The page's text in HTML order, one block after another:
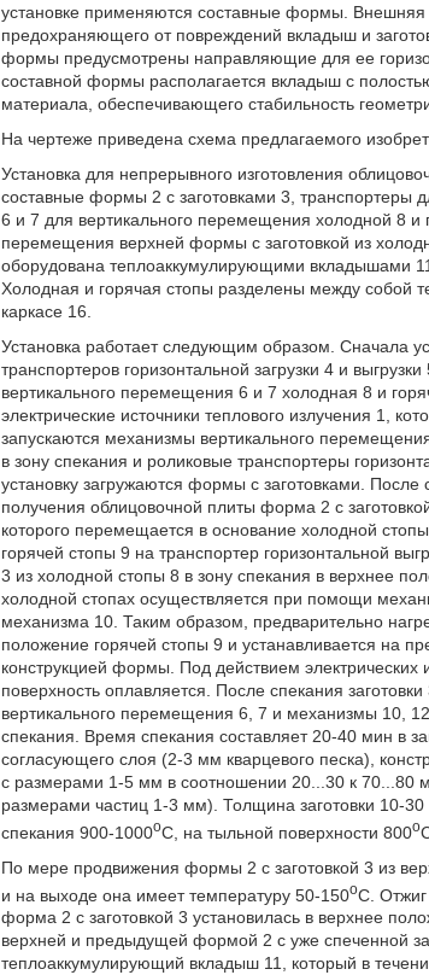
установке применяются составные формы.
предохраняющего от повреждений вкладыш и
формы предусмотрены направляющие для ее
составной формы располагается вкладыш с
материала, обеспечивающего стабильность
На чертеже приведена схема предлагаемого
Установка для непрерывного изготовления
составные формы 2 с заготовками 3, транспортеры
6 и 7 для вертикального перемещения холодной 8
перемещения верхней формы с заготовкой из
оборудована теплоаккумулирующими вкладышами
Холодная и горячая стопы разделены между собой
каркасе 16.
Установка работает следующим образом. Сначала
транспортеров горизонтальной загрузки 4 и
вертикального перемещения 6 и 7 холодная 8 и
электрические источники теплового излучения 1,
запускаются механизмы вертикального
в зону спекания и роликовые транспортеры
установку загружаются формы с заготовками.
получения облицовочной плиты форма 2 с
которого перемещается в основание холодной
горячей стопы 9 на транспортер горизонтальной
3 из холодной стопы 8 в зону спекания в верхнее
холодной стопах осуществляется при помощи
механизма 10. Таким образом, предварительно
положение горячей стопы 9 и устанавливается
конструкцией формы. Под действием электрических
поверхность оплавляется. После спекания
вертикального перемещения 6, 7 и механизмы 10,
спекания. Время спекания составляет 20-40 мин в
согласующего слоя (2-3 мм кварцевого песка),
с размерами 1-5 мм в соотношении 20...30 к 70...80
размерами частиц 1-3 мм). Толщина заготовки 10-
спекания 900-1000oС, на тыльной поверхности 800o
По мере продвижения формы 2 с заготовкой 3 из
и на выходе она имеет температуру 50-150oС. Отжиг
форма 2 с заготовкой 3 установилась в верхнее
верхней и предыдущей формой 2 с уже спеченной
теплоаккумулирующий вкладыш 11, который в